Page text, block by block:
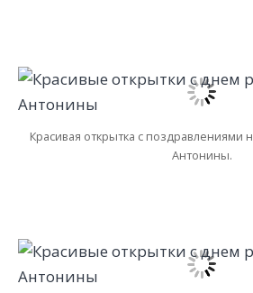
Красивая открытка с поздравлениями
Антонины.